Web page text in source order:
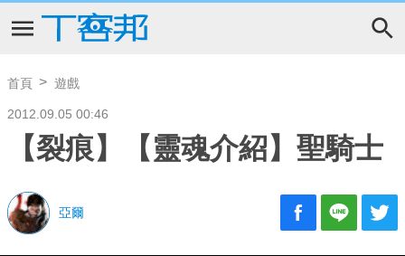
首頁 遊戲
2012.09.05 00:46
【裂痕】【靈魂介紹】聖騎士
亞爾